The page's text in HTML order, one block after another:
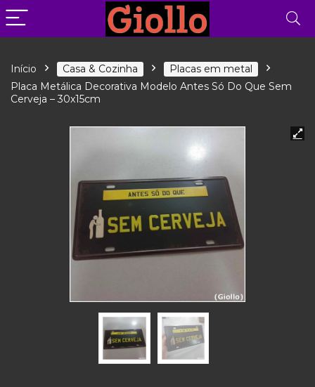
Início Casa & Cozinha
Placas em metal
Placa Metálica Decorativa Modelo Antes Só Do Que Sem
Cerveja – 30x15cm